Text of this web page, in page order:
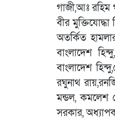
গাজী,আঃ রহিম
বীর মুক্তিযোদ্ধা
অতর্কিত
বাংলাদেশ
বাংলাদেশ
রঘুনাথ
মন্ডল, কমলেশ
সরকার, অধ্যাপক